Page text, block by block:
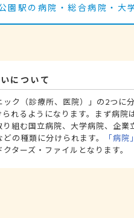
園駅の病院・総合病院・大
について
ク（診療所、医院）」の2つに
れるようになります。まず病
組む国立病院、大学病院、企
の種類に分けられます。
「病
ターズ・ファイルとなります。